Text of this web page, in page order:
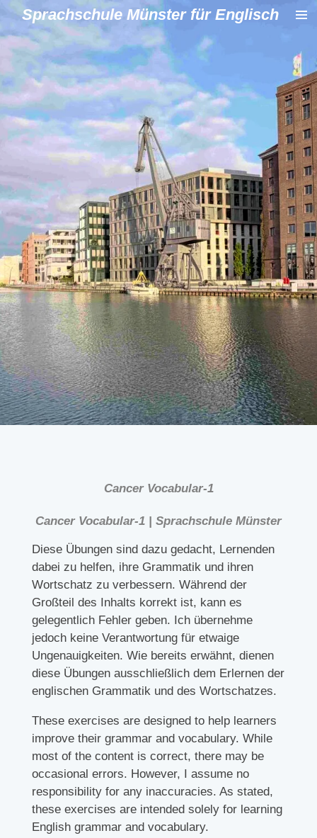
Zum
Hauptinhalt
springen
Sprachschule Münster für Englisch
Cancer Vocabular-1
Cancer Vocabular-1 | Sprachschule Münster
Diese Übungen sind dazu gedacht, Lernenden
dabei zu helfen, ihre Grammatik und ihren
Wortschatz zu verbessern. Während der
Großteil des Inhalts korrekt ist, kann es
gelegentlich Fehler geben. Ich übernehme
jedoch keine Verantwortung für etwaige
Ungenauigkeiten. Wie bereits erwähnt, dienen
diese Übungen ausschließlich dem Erlernen der
englischen Grammatik und des Wortschatzes.
These exercises are designed to help learners
improve their grammar and vocabulary. While
most of the content is correct, there may be
occasional errors. However, I assume no
responsibility for any inaccuracies. As stated,
these exercises are intended solely for learning
English grammar and vocabulary.